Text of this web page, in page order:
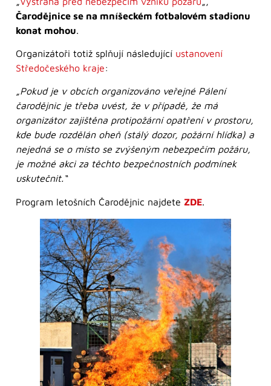
Čarodějnice se na mníšeckém fotbalovém stadionu
konat mohou
Organizátoři totiž splňují následující ustanovení
Středočeského kraje:
„Pokud je v obcích organizováno veřejné Pálení
čarodějnic je třeba uvést, že v případě, že má
organizátor zajištěna protipožární opatření v prostoru,
kde bude rozdělán oheň (stálý dozor, požární hlídka) a
nejedná se o místo se zvýšeným nebezpečím požáru,
je možné akci za těchto bezpečnostních podmínek
uskutečnit.“
Program letošních Čarodějnic najdete ZDE.